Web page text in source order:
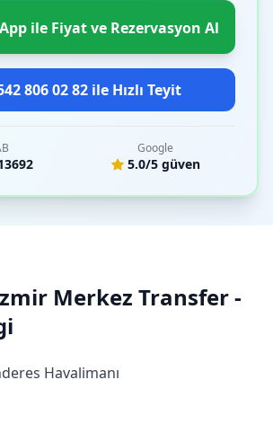
ile Fiyat ve Rezervasyon Al
806 02 82 ile Hızlı Teyit
Google
5.0/5 güven
Merkez Transfer -
Havalimanı